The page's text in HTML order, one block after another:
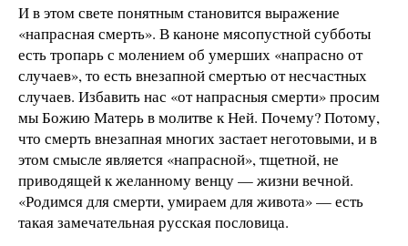
И в этом свете понятным становится выражение
«напрасная смерть». В каноне мясопустной субботы
есть тропарь с молением об умерших «напрасно от
случаев», то есть внезапной смертью от несчастных
случаев. Избавить нас «от напрасныя смерти» просим
мы Божию Матерь в молитве к Ней. Почему? Потому,
что смерть внезапная многих застает неготовыми, и в
этом смысле является «напрасной», тщетной, не
приводящей к желанному венцу — жизни вечной.
«Родимся для смерти, умираем для живота» — есть
такая замечательная русская пословица.